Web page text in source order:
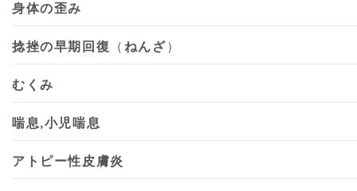
身体の歪み
捻挫の早期回復 （ ねんざ）
むくみ
喘息,小児喘息
アトピー性皮膚炎